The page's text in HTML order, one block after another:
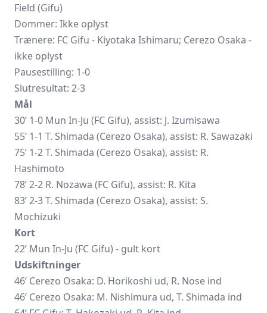
Field (Gifu)
Dommer: Ikke oplyst
Trænere: FC Gifu - Kiyotaka Ishimaru; Cerezo Osaka -
ikke oplyst
Pausestilling: 1-0
Slutresultat: 2-3
Mål
30’ 1-0 Mun In-Ju (FC Gifu), assist: J. Izumisawa
55’ 1-1 T. Shimada (Cerezo Osaka), assist: R. Sawazaki
75’ 1-2 T. Shimada (Cerezo Osaka), assist: R.
Hashimoto
78’ 2-2 R. Nozawa (FC Gifu), assist: R. Kita
83’ 2-3 T. Shimada (Cerezo Osaka), assist: S.
Mochizuki
Kort
22’ Mun In-Ju (FC Gifu) - gult kort
Udskiftninger
46’ Cerezo Osaka: D. Horikoshi ud, R. Nose ind
46’ Cerezo Osaka: M. Nishimura ud, T. Shimada ind